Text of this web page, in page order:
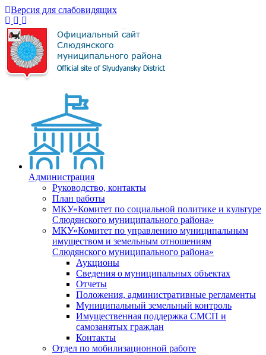
Версия для слабовидящих
Администрация
Руководство, контакты
План работы
МКУ«Комитет по социальной политике и культуре
Слюдянского муниципального района»
МКУ«Комитет по управлению муниципальным
имуществом и земельным отношениям
Слюдянского муниципального района»
Аукционы
Сведения о муниципальных объектах
Отчеты
Положения, административные регламенты
Муниципальный земельный контроль
Имущественная поддержка СМСП и
самозанятых граждан
Контакты
Отдел по мобилизационной работе